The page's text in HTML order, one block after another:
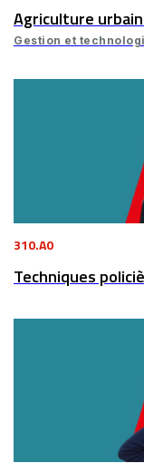
Agriculture
Gestion et
310.A0
Techniques